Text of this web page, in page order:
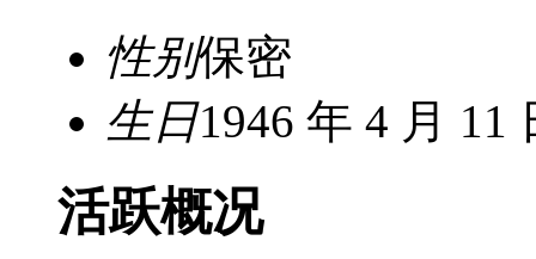
性别保密
生日1946 年 4 月 11
活跃概况